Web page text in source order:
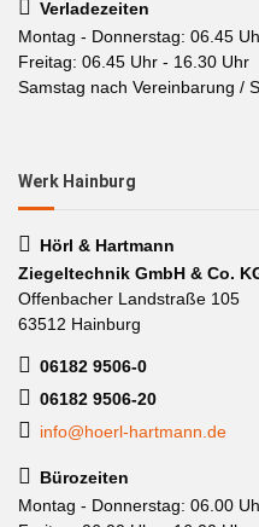
Verladezeiten
Montag - Donnerstag: 06.45
Freitag: 06.45 Uhr - 16.30 Uhr
Samstag nach Vereinbarung /
Werk Hainburg
Hörl & Hartmann
Ziegeltechnik GmbH & Co.
Offenbacher Landstraße 105
63512 Hainburg
06182 9506-0
06182 9506-20
info@hoerl-hartmann.de
Bürozeiten
Montag - Donnerstag: 06.00